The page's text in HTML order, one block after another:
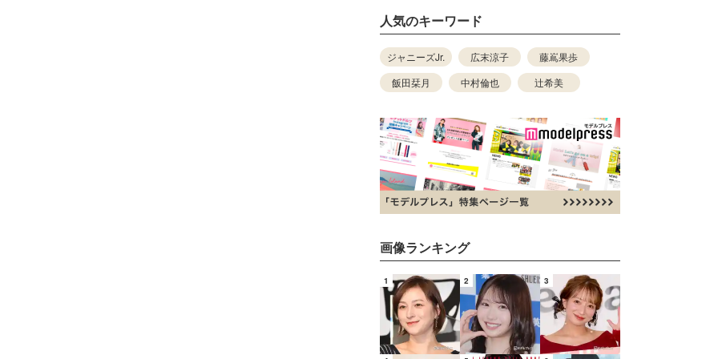
人気のキーワード
ジャニーズJr. 広末涼子
藤嶌果歩
飯田栞月
中村倫也 辻希美
画像ランキング
1 2 3